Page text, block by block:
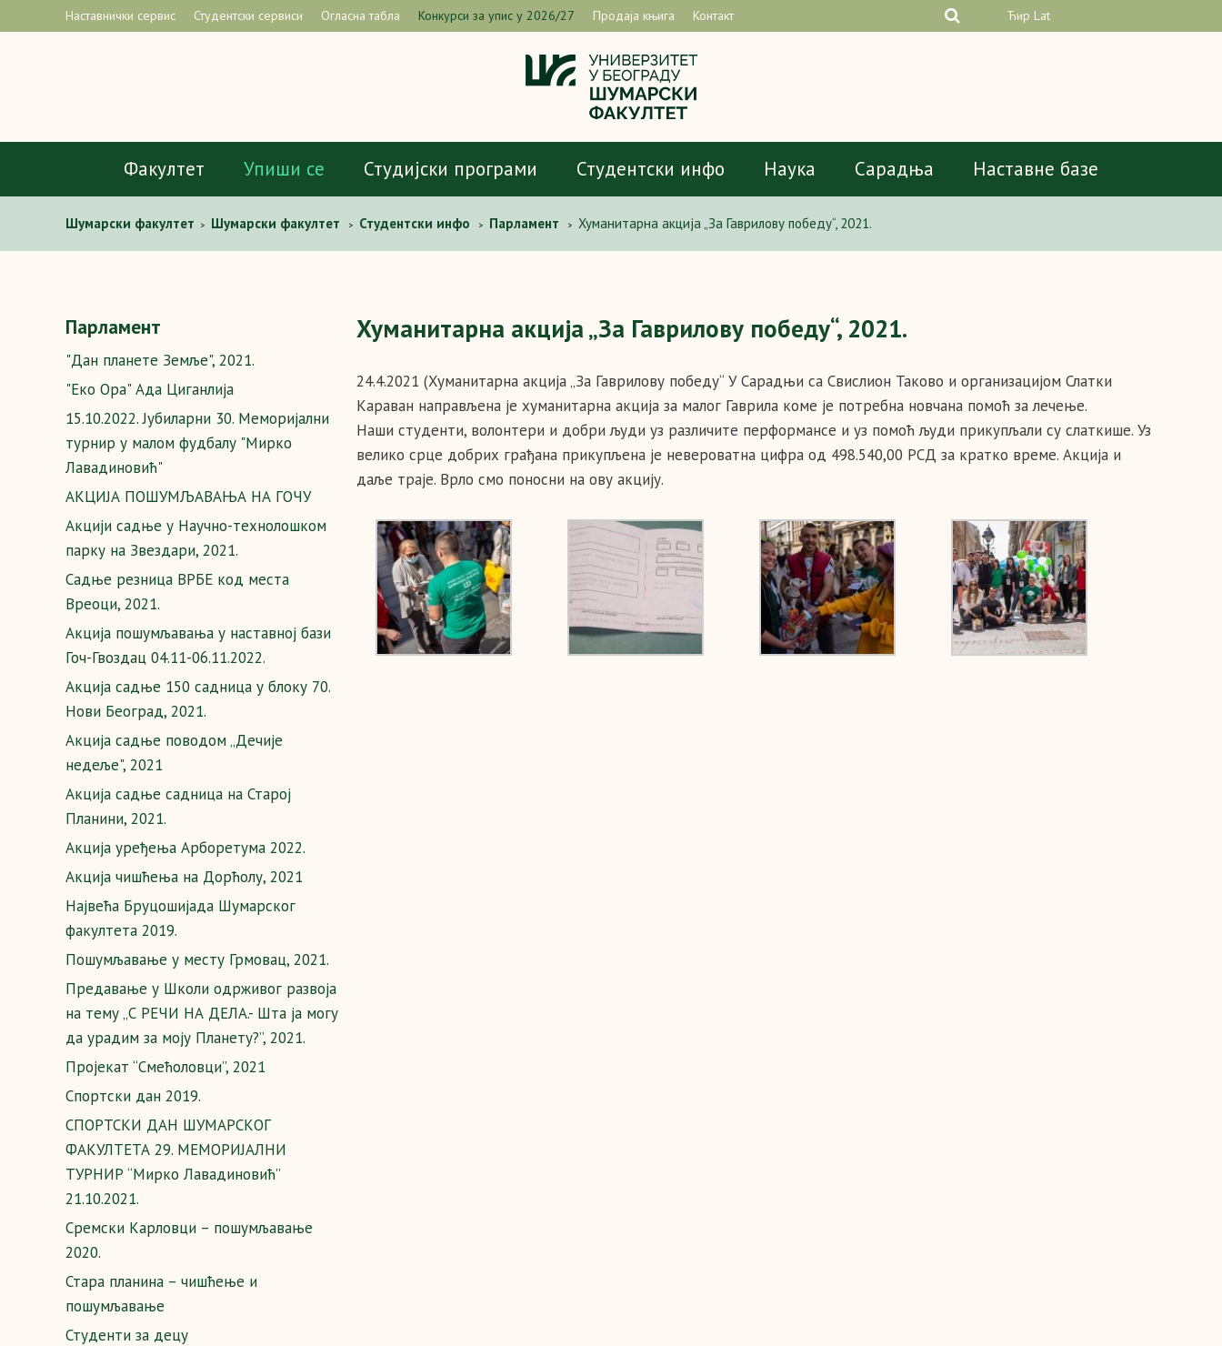
Наставнички сервис Студентски сервиси Огласна табла Конкурси за упис у 2026/27 Продаја књига Контакт Ћир Lat
Факултет Упиши се Студијски програми Студентски инфо Наука Сарадња Наставне базе
Шумaрски факултет > Шумарски факултет > Студентски инфо > Парламент > Хуманитарна акција „За Гаврилову победу“, 2021.
Парламент
"Дан планете Земље", 2021.
"Еко Ора" Ада Циганлија
15.10.2022. Јубиларни 30. Меморијални
турнир у малом фудбалу "Мирко
Лавадиновић"
AКЦИЈА ПОШУМЉАВАЊА НА ГОЧУ
Aкцији садње у Научно-технолошком
парку на Звездари, 2021.
Cадње резница ВРБЕ код места
Вреоци, 2021.
Акција пошумљавања у наставној бази
Гоч-Гвоздац 04.11-06.11.2022.
Акција садње 150 садница у блоку 70.
Нови Београд, 2021.
Акција садње поводом „Дечије
недеље", 2021
Акција садње садница на Старој
Планини, 2021.
Акција уређења Арборетума 2022.
Акција чишћења на Дорћолу, 2021
Највећа Бруцошијада Шумарског
факултета 2019.
Пошумљавање у месту Грмовац, 2021.
Предавање у Школи одрживог развоја
на тему „С РЕЧИ НА ДЕЛА.- Шта ја могу
да урадим за моју Планету?”, 2021.
Пројекат “Смећоловци”, 2021
Спортски дан 2019.
СПОРТСКИ ДАН ШУМАРСКОГ
ФАКУЛТЕТА 29. МЕМОРИЈАЛНИ
ТУРНИР “Мирко Лавадиновић”
21.10.2021.
Сремски Карловци – пошумљавање
2020.
Стара планина – чишћење и
пошумљавање
Студенти за децу
Хуманитарна акција „За Гаврилову победу“, 2021.
24.4.2021 (Хуманитарна акција „За Гаврилову победу“ У Сарадњи са Свислион Таково и организацијом Слатки
Караван направљена је хуманитарна акција за малог Гаврила коме је потребна новчана помоћ за лечење.
Наши студенти, волонтери и добри људи уз различите перформансе и уз помоћ људи прикупљали су слаткише. Уз
велико срце добрих грађана прикупљена је невероватна цифра од 498.540,00 РСД за кратко време. Акција и
даље траје. Врло смо поносни на ову акцију.